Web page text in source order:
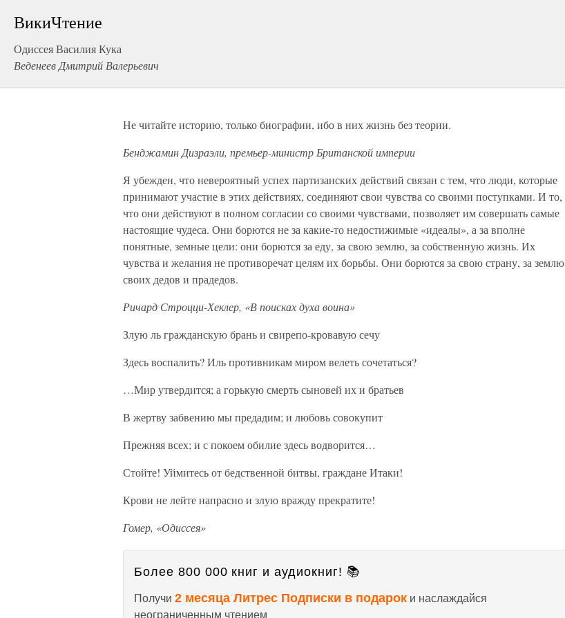
ВикиЧтение
Одиссея Василия Кука
Веденеев Дмитрий Валерьевич
Не читайте историю, только биографии, ибо в них жизнь без теории.
Бенджамин Дизраэли, премьер-министр Британской империи
Я убежден, что невероятный успех партизанских действий связан с тем, что люди, которые
принимают участие в этих действиях, соединяют свои чувства со своими поступками. И то,
что они действуют в полном согласии со своими чувствами, позволяет им совершать самые
настоящие чудеса. Они борются не за какие-то недостижимые «идеалы», а за вполне
понятные, земные цели: они борются за еду, за свою землю, за собственную жизнь. Их
чувства и желания не противоречат целям их борьбы. Они борются за свою страну, за землю
своих дедов и прадедов.
Ричард Строцци-Хеклер, «В поисках духа воина»
Злую ль гражданскую брань и свирепо-кровавую сечу
Здесь воспалить? Иль противникам миром велеть сочетаться?
…Мир утвердится; а горькую смерть сыновей их и братьев
В жертву забвению мы предадим; и любовь совокупит
Прежняя всех; и с покоем обилие здесь водворится…
Стойте! Уймитесь от бедственной битвы, граждане Итаки!
Крови не лейте напрасно и злую вражду прекратите!
Гомер, «Одиссея»
Более 800 000 книг и аудиокниг! 📚
Получи 2 месяца Литрес Подписки в подарок и наслаждайся
неограниченным чтением